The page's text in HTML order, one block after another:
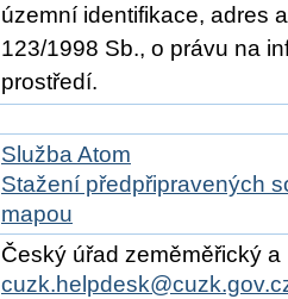
územní identifikace, adres
123/1998 Sb., o právu na
prostředí.
Služba Atom
Stažení předpřipravených
mapou
Český úřad zeměměřický